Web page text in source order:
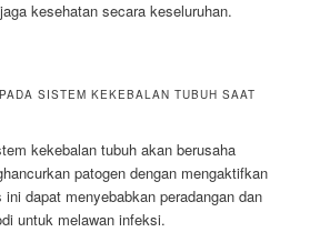
kesehatan secara keseluruhan.
SISTEM KEKEBALAN TUBUH SAAT
kekebalan tubuh akan berusaha
patogen dengan mengaktifkan
dapat menyebabkan peradangan dan
untuk melawan infeksi.